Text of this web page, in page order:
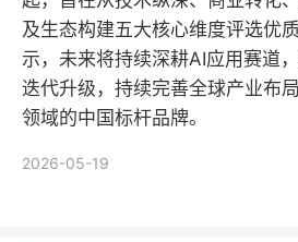
及生态构建五大核心维度评选优
示，未来将持续深耕AI应用赛道
迭代升级，持续完善全球产业布
领域的中国标杆品牌。
2026-05-19